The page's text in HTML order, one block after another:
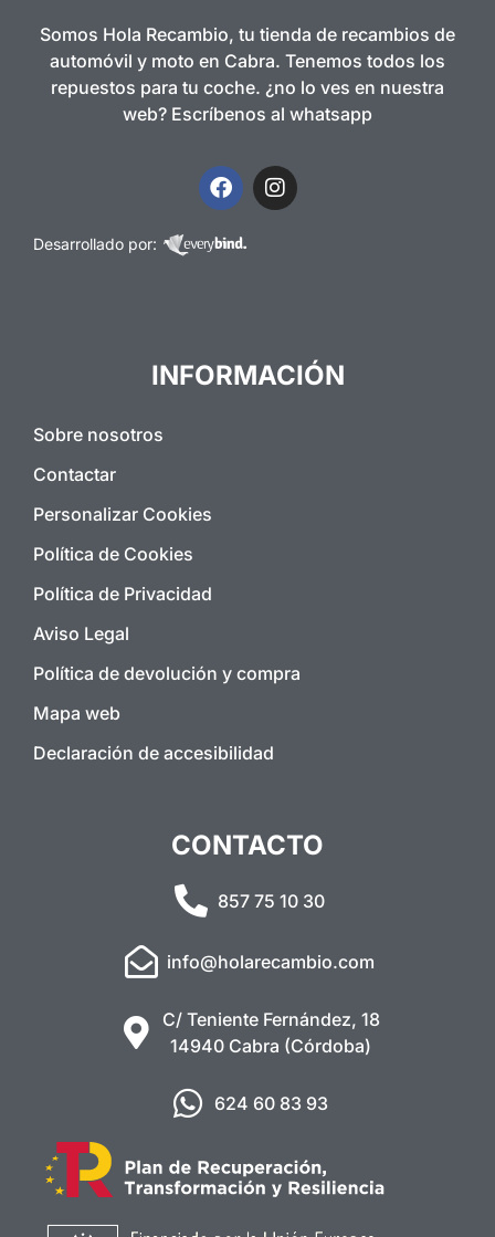
Somos Hola Recambio, tu tienda de recambios de
automóvil y moto en Cabra. Tenemos todos los
repuestos para tu coche. ¿no lo ves en nuestra
web? Escríbenos al whatsapp
Desarrollado por:
INFORMACIÓN
Sobre nosotros
Contactar
Personalizar Cookies
Política de Cookies
Política de Privacidad
Aviso Legal
Política de devolución y compra
Mapa web
Declaración de accesibilidad
CONTACTO
857 75 10 30
info@holarecambio.com
C/ Teniente Fernández, 18
14940 Cabra (Córdoba)
624 60 83 93